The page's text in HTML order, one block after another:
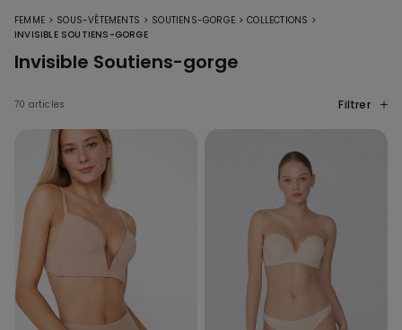
FEMME > SOUS-VÊTEMENTS > SOUTIENS-GORGE > COLLECTIONS >
INVISIBLE SOUTIENS-GORGE
Invisible Soutiens-gorge
70 articles Filtrer